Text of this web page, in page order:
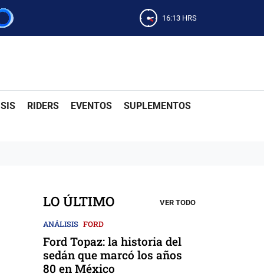
16:13 HRS
RIDERS EVENTOS SUPLEMENTOS
LO ÚLTIMO VER TODO
ANÁLISIS FORD
Ford Topaz: la historia del
sedán que marcó los años
80 en México